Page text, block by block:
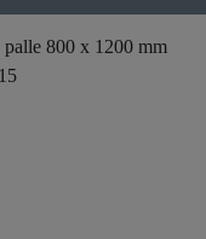
800 x 1200 mm